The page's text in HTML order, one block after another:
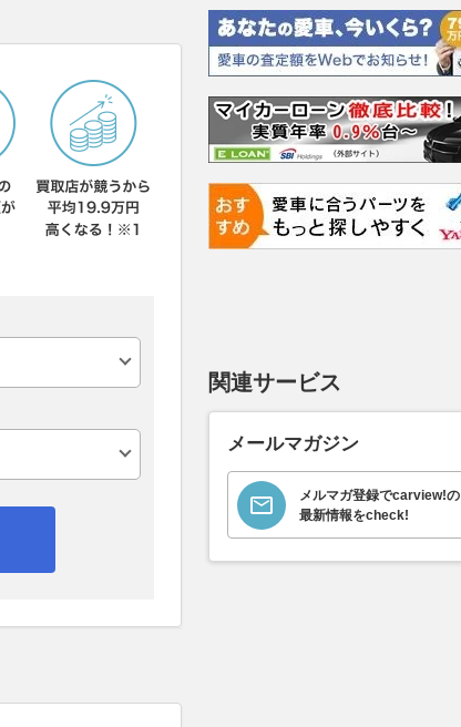
関連サービス
メールマガジン
メルマガ登録でcarview!の
最新情報をcheck!